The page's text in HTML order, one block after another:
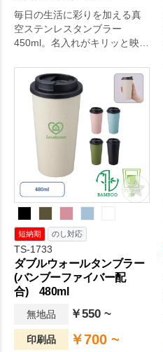
毎日の生活に彩りを加える真
空ステンレスタンブラー
450ml。名入れがキリッと映え
っぷり容量でヘビーユーズ間
違いなし。結露しないのでデ
スクまわりでも安心。シンプ
ルな化粧箱なので名入れに
も。日々の生活をちょっぴり
豊かにするアイテムです。
短納期 のし対応
TS-1733
ダブルウォールタンブラー
(バンブーファイバー配
合) 480ml
無地品 ￥550 ~
印刷品 ￥700 ~